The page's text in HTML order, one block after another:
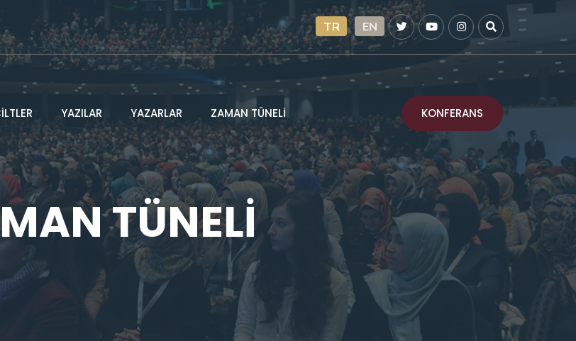
TR EN
YAZILAR YAZARLAR ZAMAN TÜNELİ KONFERANS
TÜNELİ